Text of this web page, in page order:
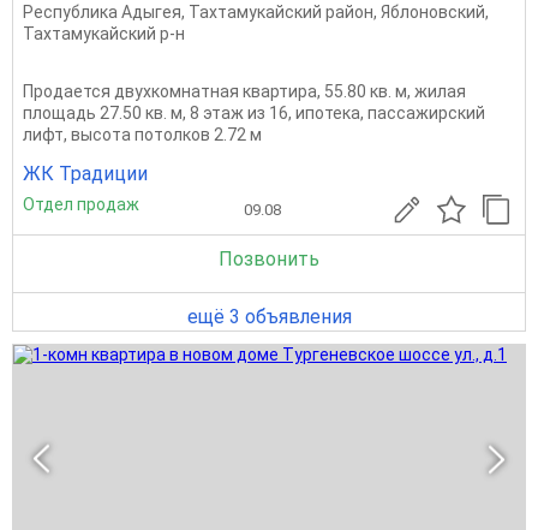
Республика Адыгея, Тахтамукайский район, Яблоновский,
Тахтамукайский р-н
Продается двухкомнатная квартира, 55.80 кв. м, жилая
площадь 27.50 кв. м, 8 этаж из 16, ипотека, пассажирский
лифт, высота потолков 2.72 м
ЖК Традиции
Отдел продаж 09.08
Позвонить
ещё 3 объявления